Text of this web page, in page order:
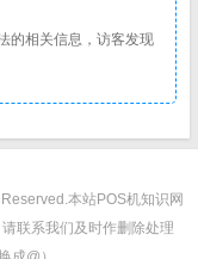
的相关信息，访客发现
本站POS机知识网
联系我们及时作删除处理